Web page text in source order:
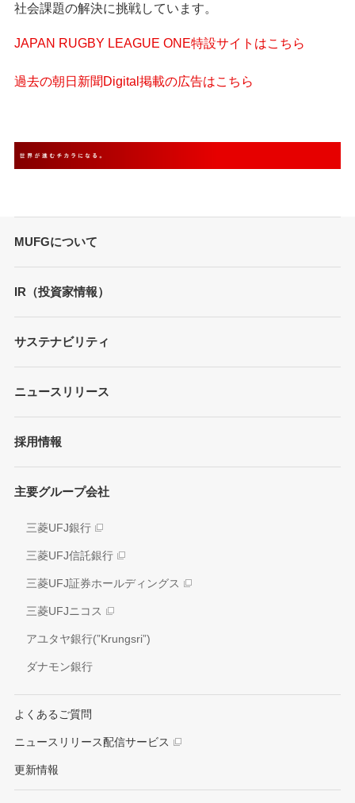
社会課題の解決に挑戦しています。
JAPAN RUGBY LEAGUE ONE特設サイトはこちら
過去の朝日新聞Digital掲載の広告はこちら
MUFGについて
トップメッセージ
MUFGブランド
ガバナンス
事業内容
IR（投資家情報）
財務情報
債券・格付情報
個人投資家の皆さまへ
各種レポート
アナリスト情報
電子公告
情報開示方針
IRお問い合わせ窓口
サステナビリティ
各種レポート/データ/インデックス
方針/ガイドライン
イニシアティブへの参画
環境
社会
ガバナンス
外部評価
社会貢献活動
ニュースリリース
採用情報
主要グループ会社
三菱UFJ銀行
三菱UFJ信託銀行
三菱UFJ証券ホールディングス
三菱UFJニコス
アユタヤ銀行(”Krungsri”)
ダナモン銀行
よくあるご質問
ニュースリリース配信サービス
更新情報